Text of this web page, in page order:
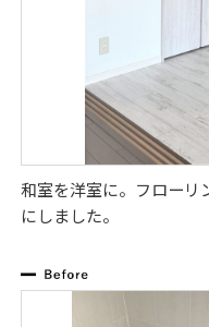
和室を洋室に。フローリ
にしました。